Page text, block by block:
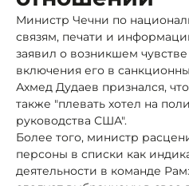
Министр Чечни по
связям, печати и
заявил о возникшем чувстве
включения его в
Ахмед Дудаев признался,
также "плевать хотел на
руководства США".
Более того, министр
персоны в списки как
деятельности в команде